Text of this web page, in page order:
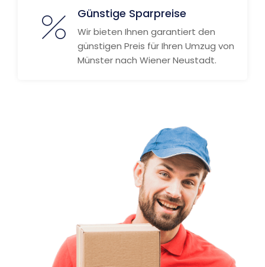
Günstige Sparpreise
Wir bieten Ihnen garantiert den
günstigen Preis für Ihren Umzug von
Münster nach Wiener Neustadt.